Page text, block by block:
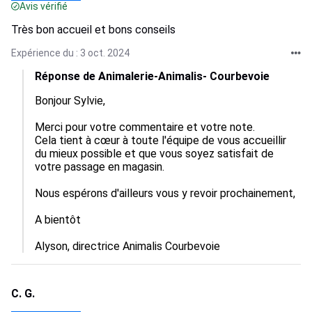
Avis vérifié
Très bon accueil et bons conseils
Expérience du : 3 oct. 2024
Réponse de Animalerie-Animalis- Courbevoie
Bonjour Sylvie,
Merci pour votre commentaire et votre note.
Cela tient à cœur à toute l'équipe de vous accueillir
du mieux possible et que vous soyez satisfait de
votre passage en magasin.
Nous espérons d'ailleurs vous y revoir prochainement,
A bientôt
Alyson, directrice Animalis Courbevoie
C. G.